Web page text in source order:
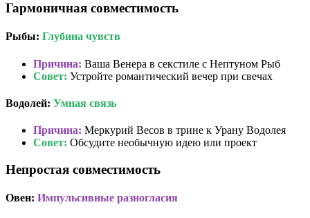
Гармоничная совместимость
Рыбы: Глубина чувств
Причина: Ваша Венера в секстиле с Нептуном Рыб
Совет: Устройте романтический вечер при свечах
Водолей: Умная связь
Причина: Меркурий Весов в трине к Урану Водолея
Совет: Обсудите необычную идею или проект
Непростая совместимость
Овен: Импульсивные разногласия